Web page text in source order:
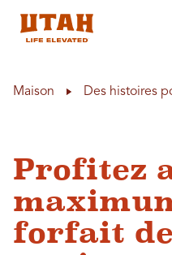
Maison Des histoires
Profitez
forfait